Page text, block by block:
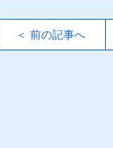
＜ 前の記事へ